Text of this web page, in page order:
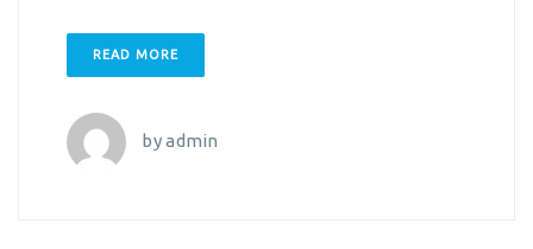
READ MORE
byadmin